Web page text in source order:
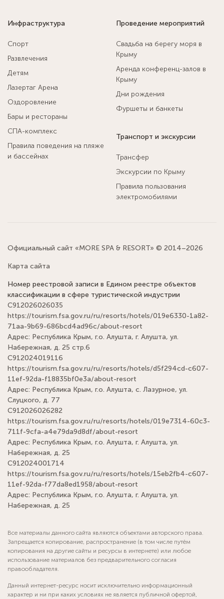
Инфраструктура
Спорт
Развлечения
Детям
Лазертаг Арена
Оздоровление
Бары и рестораны
СПА-комплекс
Правила поведения на пляже
и бассейнах
Проведение мероприятий
Свадьба на берегу моря в
Крыму
Аренда конференц-залов в
Крыму
Дни рождения
Фуршеты и банкеты
Транспорт и экскурсии
Трансфер
Экскурсии по Крыму
Правила пользования
электромобилями
Официальный сайт «MORE SPA & RESORT» © 2014–2026
Карта сайта
Номер реестровой записи в Едином реестре объектов
классификации в сфере туристической индустрии
С912026026035
https://tourism.fsa.gov.ru/ru/resorts/hotels/019e6330-1a82-
71aa-9b69-686bcd4ad96c/about-resort
Адрес: Республика Крым, г.о. Алушта, г. Алушта, ул.
Набережная, д. 25 стр.6
С912024019116
https://tourism.fsa.gov.ru/ru/resorts/hotels/d5f294cd-c607-
11ef-92da-f18835bf0e3a/about-resort
Адрес: Республика Крым, г.о. Алушта, с. Лазурное, ул.
Слуцкого, д. 77
С912026026282
https://tourism.fsa.gov.ru/ru/resorts/hotels/019e7314-60c3-
711f-9cfa-a4e79da9d8df/about-resort
Адрес: Республика Крым, г.о. Алушта, г. Алушта, ул.
Набережная, д. 25
С912024001714
https://tourism.fsa.gov.ru/ru/resorts/hotels/15eb2fb4-c607-
11ef-92da-f77da8ed1958/about-resort
Адрес: Республика Крым, г.о. Алушта, г. Алушта, ул.
Набережная, д. 25
Все материалы данного сайта являются объектами авторского права.
Запрещается копирование, распространение (в том числе путём
копирования на другие сайты и ресурсы в интернете) или любое
использование материалов без предварительного согласия
правообладателя.
Данный интернет-ресурс носит исключительно информационный
характер и ни при каких условиях не является публичной офертой,